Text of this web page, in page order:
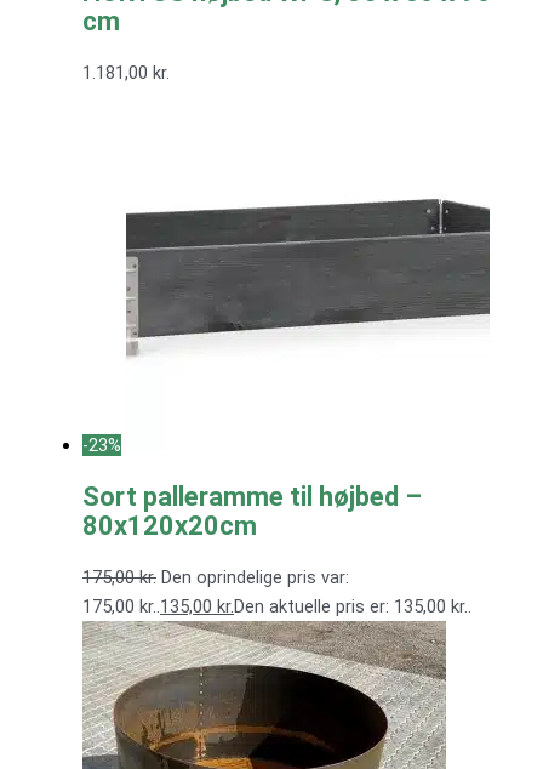
cm
1.181,00 kr.
-23%
Sort palleramme til højbed –
80x120x20cm
175,00kr. Den oprindelige pris var:
175,00 kr..135,00 kr.Den aktuelle pris er: 135,00 kr..